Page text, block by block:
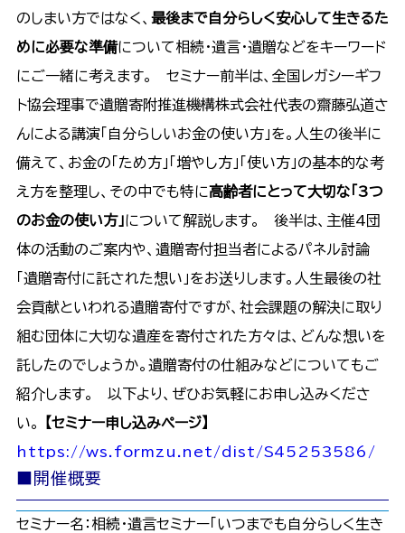
のしまい方ではなく、 最後まで自分らしく安心して生きるた
めに必要な準備について相続・遺言・遺贈などをキーワード
にご一緒に考えます。 セミナー前半は、全国レガシーギフ
ト協会理事で遺贈寄附推進機構株式会社代表の齋藤弘道さ
んによる講演「自分らしいお金の使い方」を。人生の後半に
備えて、お金の「ため方」「増やし方」「使い方」の基本的な考
え方を整理し、その中でも特に高齢者にとって大切な「3つ
のお金の使い方」について解説します。 後半は、主催4団
体の活動のご案内や、遺贈寄付担当者によるパネル討論
「遺贈寄付に託された想い」をお送りします。人生最後の社
会貢献といわれる遺贈寄付ですが、社会課題の解決に取り
組む団体に大切な遺産を寄付された方々は、どんな想いを
託したのでしょうか。遺贈寄付の仕組みなどについてもご
紹介します。 以下より、ぜひお気軽にお申し込みくださ
い。
【セミナー申し込みページ】
https://ws.formzu.net/dist/S45253586/
■開催概要
セミナー名：相続・遺言セミナー「いつまでも自分らしく生き